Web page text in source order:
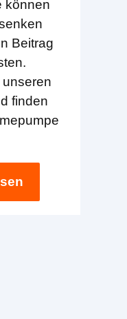
können
Beitrag
finden